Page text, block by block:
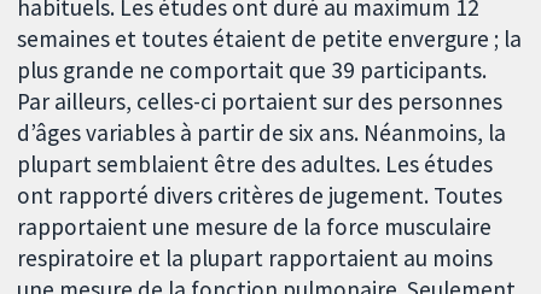
habituels. Les études ont duré au maximum 12
semaines et toutes étaient de petite envergure ; la
plus grande ne comportait que 39 participants.
Par ailleurs, celles-ci portaient sur des personnes
d’âges variables à partir de six ans. Néanmoins, la
plupart semblaient être des adultes. Les études
ont rapporté divers critères de jugement. Toutes
rapportaient une mesure de la force musculaire
respiratoire et la plupart rapportaient au moins